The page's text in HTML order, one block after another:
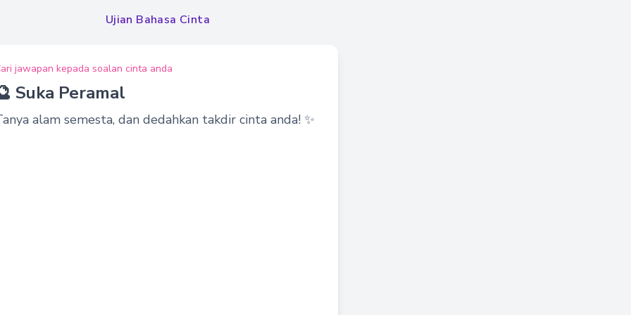
Ujian Bahasa Cinta
jawapan kepada soalan cinta anda
Suka Peramal
alam semesta, dan dedahkan takdir cinta anda! ✨